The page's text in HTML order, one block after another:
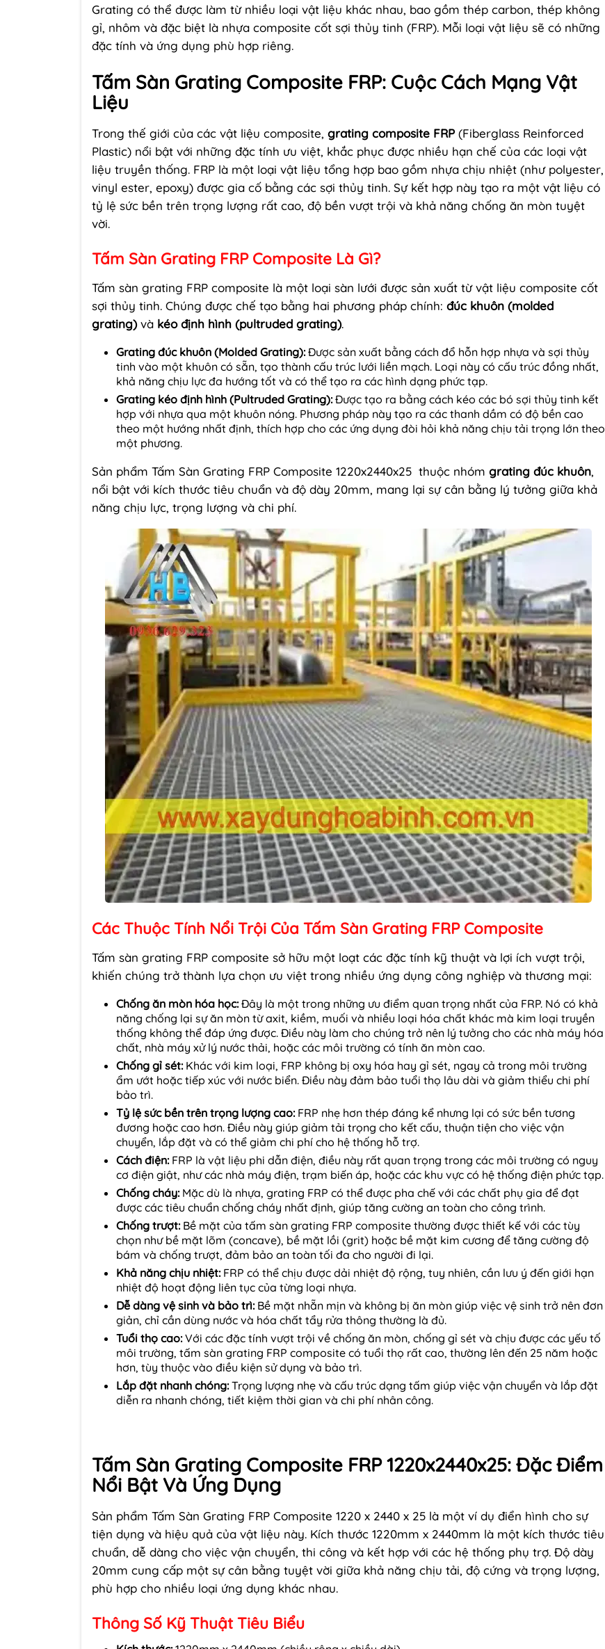
Grating có thể được làm từ nhiều loại vật liệu khác nhau, bao gồm thép carbon, thép không
gỉ, nhôm và đặc biệt là nhựa composite cốt sợi thủy tinh (FRP). Mỗi loại vật liệu sẽ có những
đặc tính và ứng dụng phù hợp riêng.
Tấm Sàn Grating Composite FRP: Cuộc Cách Mạng Vật
Liệu
Trong thế giới của các vật liệu composite, grating composite FRP(Fiberglass Reinforced
Plastic) nổi bật với những đặc tính ưu việt, khắc phục được nhiều hạn chế của các loại vật
liệu truyền thống. FRP là một loại vật liệu tổng hợp bao gồm nhựa chịu nhiệt (như polyester,
vinyl ester, epoxy) được gia cố bằng các sợi thủy tinh. Sự kết hợp này tạo ra một vật liệu có
tỷ lệ sức bền trên trọng lượng rất cao, độ bền vượt trội và khả năng chống ăn mòn tuyệt
vời.
Tấm Sàn Grating FRP Composite Là Gì?
Tấm sàn grating FRP composite là một loại sàn lưới được sản xuất từ vật liệu composite cốt
sợi thủy tinh. Chúng được chế tạo bằng hai phương pháp chính: đúc khuôn (molded
grating)và kéo định hình (pultruded grating).
Grating đúc khuôn (Molded Grating):Được sản xuất bằng cách đổ hỗn hợp nhựa và sợi thủy
tinh vào một khuôn có sẵn, tạo thành cấu trúc lưới liền mạch. Loại này có cấu trúc đồng nhất,
khả năng chịu lực đa hướng tốt và có thể tạo ra các hình dạng phức tạp.
Grating kéo định hình (Pultruded Grating):Được tạo ra bằng cách kéo các bó sợi thủy tinh kết
hợp với nhựa qua một khuôn nóng. Phương pháp này tạo ra các thanh dầm có độ bền cao
theo một hướng nhất định, thích hợp cho các ứng dụng đòi hỏi khả năng chịu tải trọng lớn theo
một phương.
Sản phẩm Tấm Sàn Grating FRP Composite 1220x2440x25 thuộc nhóm grating đúc khuôn,
nổi bật với kích thước tiêu chuẩn và độ dày 20mm, mang lại sự cân bằng lý tưởng giữa khả
năng chịu lực, trọng lượng và chi phí.
Các Thuộc Tính Nổi Trội Của Tấm Sàn Grating FRP Composite
Tấm sàn grating FRP composite sở hữu một loạt các đặc tính kỹ thuật và lợi ích vượt trội,
khiến chúng trở thành lựa chọn ưu việt trong nhiều ứng dụng công nghiệp và thương mại:
Chống ăn mòn hóa học:Đây là một trong những ưu điểm quan trọng nhất của FRP. Nó có khả
năng chống lại sự ăn mòn từ axit, kiềm, muối và nhiều loại hóa chất khác mà kim loại truyền
thống không thể đáp ứng được. Điều này làm cho chúng trở nên lý tưởng cho các nhà máy hóa
chất, nhà máy xử lý nước thải, hoặc các môi trường có tính ăn mòn cao.
Chống gỉ sét:Khác với kim loại, FRP không bị oxy hóa hay gỉ sét, ngay cả trong môi trường
ẩm ướt hoặc tiếp xúc với nước biển. Điều này đảm bảo tuổi thọ lâu dài và giảm thiểu chi phí
bảo trì.
Tỷ lệ sức bền trên trọng lượng cao:FRP nhẹ hơn thép đáng kể nhưng lại có sức bền tương
đương hoặc cao hơn. Điều này giúp giảm tải trọng cho kết cấu, thuận tiện cho việc vận
chuyển, lắp đặt và có thể giảm chi phí cho hệ thống hỗ trợ.
Cách điện:FRP là vật liệu phi dẫn điện, điều này rất quan trọng trong các môi trường có nguy
cơ điện giật, như các nhà máy điện, trạm biến áp, hoặc các khu vực có hệ thống điện phức tạp.
Chống cháy:Mặc dù là nhựa, grating FRP có thể được pha chế với các chất phụ gia để đạt
được các tiêu chuẩn chống cháy nhất định, giúp tăng cường an toàn cho công trình.
Chống trượt:Bề mặt của tấm sàn grating FRP composite thường được thiết kế với các tùy
chọn như bề mặt lõm (concave), bề mặt lồi (grit) hoặc bề mặt kim cương để tăng cường độ
bám và chống trượt, đảm bảo an toàn tối đa cho người đi lại.
Khả năng chịu nhiệt:FRP có thể chịu được dải nhiệt độ rộng, tuy nhiên, cần lưu ý đến giới hạn
nhiệt độ hoạt động liên tục của từng loại nhựa.
Dễ dàng vệ sinh và bảo trì:Bề mặt nhẵn mịn và không bị ăn mòn giúp việc vệ sinh trở nên đơn
giản, chỉ cần dùng nước và hóa chất tẩy rửa thông thường là đủ.
Tuổi thọ cao:Với các đặc tính vượt trội về chống ăn mòn, chống gỉ sét và chịu được các yếu tố
môi trường, tấm sàn grating FRP composite có tuổi thọ rất cao, thường lên đến 25 năm hoặc
hơn, tùy thuộc vào điều kiện sử dụng và bảo trì.
Lắp đặt nhanh chóng:Trọng lượng nhẹ và cấu trúc dạng tấm giúp việc vận chuyển và lắp đặt
diễn ra nhanh chóng, tiết kiệm thời gian và chi phí nhân công.
Tấm Sàn Grating Composite FRP 1220x2440x25: Đặc Điểm
Nổi Bật Và Ứng Dụng
Sản phẩm Tấm Sàn Grating FRP Composite 1220 x 2440 x 25 là một ví dụ điển hình cho sự
tiện dụng và hiệu quả của vật liệu này. Kích thước 1220mm x 2440mm là một kích thước tiêu
chuẩn, dễ dàng cho việc vận chuyển, thi công và kết hợp với các hệ thống phụ trợ. Độ dày
20mm cung cấp một sự cân bằng tuyệt vời giữa khả năng chịu tải, độ cứng và trọng lượng,
phù hợp cho nhiều loại ứng dụng khác nhau.
Thông Số Kỹ Thuật Tiêu Biểu